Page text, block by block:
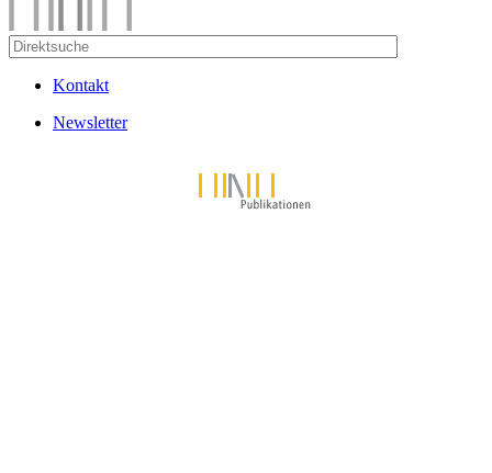
Kontakt
Newsletter